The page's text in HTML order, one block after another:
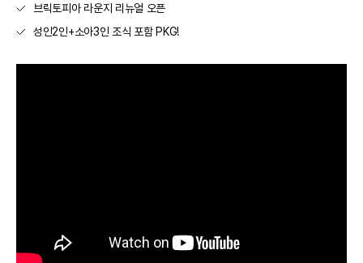
브릭토피아 라운지 리뉴얼 오픈
성인2인+소아3인 조식 포함 PKG!